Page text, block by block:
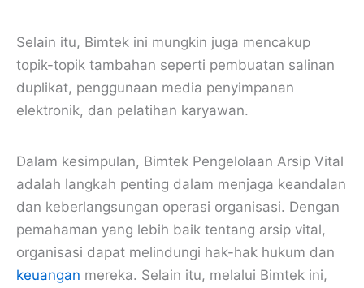
Selain itu, Bimtek ini mungkin juga mencakup
topik-topik tambahan seperti pembuatan salinan
duplikat, penggunaan media penyimpanan
elektronik, dan pelatihan karyawan.
Dalam kesimpulan, Bimtek Pengelolaan Arsip Vital
adalah langkah penting dalam menjaga keandalan
dan keberlangsungan operasi organisasi. Dengan
pemahaman yang lebih baik tentang arsip vital,
organisasi dapat melindungi hak-hak hukum dan
keuangan mereka. Selain itu, melalui Bimtek ini,